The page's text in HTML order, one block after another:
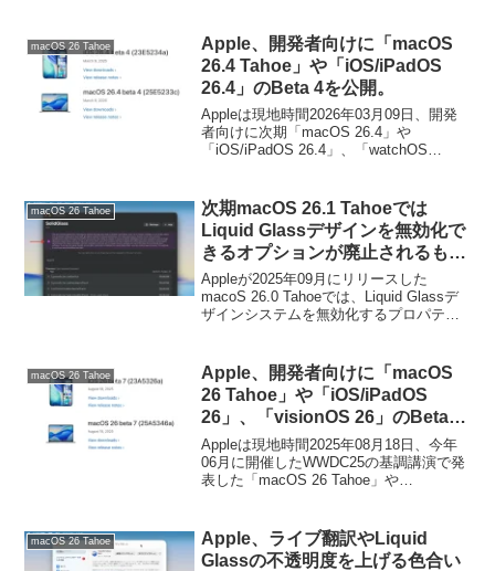
っています。
macOS 26 Tahoe
Apple、開発者向けに「macOS
26.4 Tahoe」や「iOS/iPadOS
26.4」のBeta 4を公開。
Appleは現地時間2026年03月09日、開発
者向けに次期「macOS 26.4」や
「iOS/iPadOS 26.4」、「watchOS
macOS 26 Tahoe
次期macOS 26.1 Tahoeでは
Liquid Glassデザインを無効化で
きるオプションが廃止されるもよ
う。
Appleが2025年09月にリリースした
macoS 26.0 Tahoeでは、Liquid Glassデ
ザインシステムを無効化するプロパティ
のオプションキーを廃止するようです。
macOS 26 Tahoe
Apple、開発者向けに「macOS
26 Tahoe」や「iOS/iPadOS
26」、「visionOS 26」のBeta 7
を公開。
Appleは現地時間2025年08月18日、今年
06月に開催したWWDC25の基調講演で発
表した「macOS 26 Tahoe」や
発者向けに公開しています。
macOS 26 Tahoe
Apple、ライブ翻訳やLiquid
Glassの不透明度を上げる色合い